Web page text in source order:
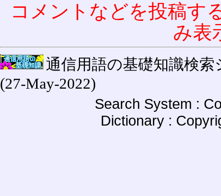
コメントなどを投稿す
み表
通信用語の基礎知識検索
(27-May-2022)
Search System :
Dictionary :